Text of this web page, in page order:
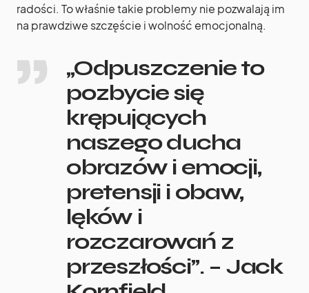
radości. To właśnie takie problemy nie pozwalają im
na prawdziwe szczęście i wolność emocjonalną.
„Odpuszczenie to
pozbycie się
krępujących
naszego ducha
obrazów i emocji,
pretensji i obaw,
lęków i
rozczarowań z
przeszłości”. – Jack